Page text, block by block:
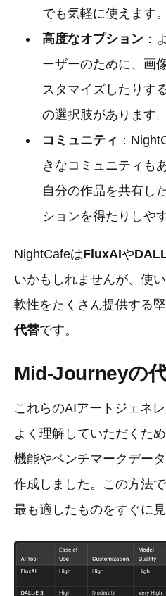
でも気軽に使えます。
高度なオプション：
ーザーのために、画
スタマイズしたりす
の選択肢があります。
コミュニティ ：
きなコミュニティも
自分の作品を共有し
ションを得たりしや
NightCafeはFluxAIや
いかもしれませんが、使
軟性をたくさん提供する
代替です。
Mid-Journeyの
これらのAIアートジェネ
よく理解していただくた
機能やベンチマークデー
作成しました。この方法
最も適したものをすぐに